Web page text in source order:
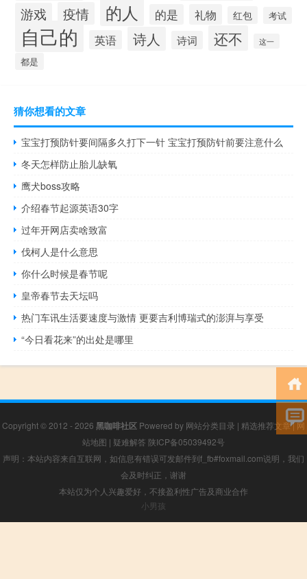
游戏 疫情 的人 的是 礼物 红包 考试
自己的 英语 诗人 诗词 还不 这一
都是
猜你想看的文章
宝宝打预防针要间隔多久打下一针 宝宝打预防针前要注意什么
冬天怎样防止胎儿缺氧
鹰犬boss攻略
介绍春节起源英语30字
过年开网店卖啥致富
伐柯人是什么意思
你什么时候是春节呢
皇帝春节去天坛吗
热门车讯生活要速度与激情 更要吉利博瑞式的澎湃与享受
“今日看花来”的出处是哪里
Copyright © 2012 - 2026 黑咖啡社区 Powered by 网站分类目录 | 精选推荐文章|网
站地图 | 疑难解答 陕ICP备05039492号
声明：本站内容来自互联网，如信息有错误可发邮件到f_fb#foxmail.com说明，我们
会及时纠正，谢谢
本站仅为个人兴趣爱好，不接盈利性广告及商业合作
小男孩